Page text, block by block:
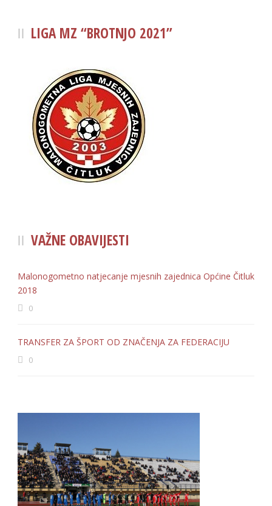
LIGA MZ “BROTNJO 2021”
VAŽNE OBAVIJESTI
Malonogometno natjecanje mjesnih zajednica Općine Čitluk
2018
0
TRANSFER ZA ŠPORT OD ZNAČENJA ZA FEDERACIJU
0